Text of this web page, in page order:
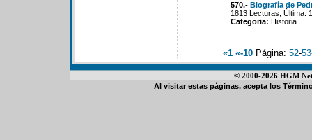
570.- Biografía de
1813 Lecturas, Última:
Categoria: Historia
«1 «-10 Página: 52-53
© 2000-2026 HGM
Al visitar estas páginas, acepta los